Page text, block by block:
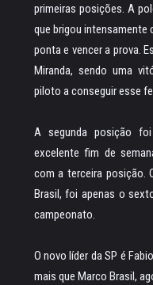
primeiras posições. A
que brigou intensamente
ponta e vencer a prova.
Miranda, sendo uma
piloto a conseguir esse
A segunda posição
excelente fim de
com a terceira posição.
Brasil, foi apenas o
campeonato.
O novo líder da SP é
mais que Marco Brasil,